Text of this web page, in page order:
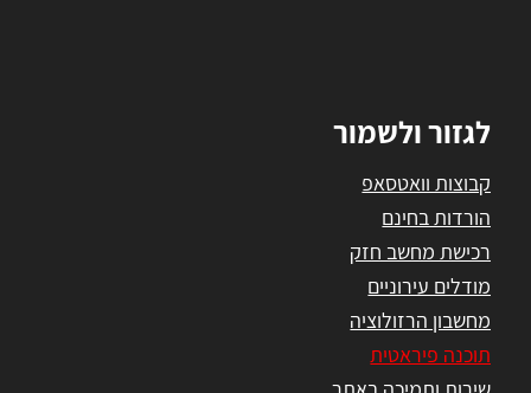
לגזור ולשמור
קבוצות וואטסאפ
הורדות בחינם
רכישת מחשב חזק
מודלים עירוניים
מחשבון הרזולוציה
תוכנה פיראטית